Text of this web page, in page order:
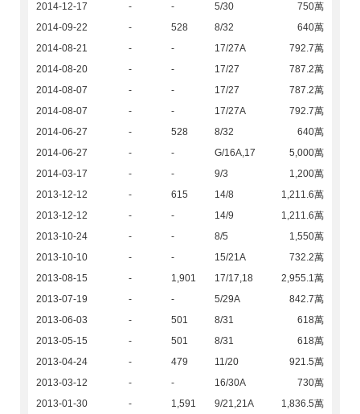
2014-12-17
- - 5/30
750萬
2014-09-22
- 528 8/32
640萬
2014-08-21
- - 17/27A
792.7萬
2014-08-20
- - 17/27
787.2萬
2014-08-07
- - 17/27
787.2萬
2014-08-07
- - 17/27A
792.7萬
2014-06-27
- 528 8/32
640萬
2014-06-27
- - G/16A,17
5,000萬
2014-03-17
- - 9/3
1,200萬
2013-12-12
- 615 14/8
1,211.6萬
2013-12-12
- - 14/9
1,211.6萬
2013-10-24
- - 8/5
1,550萬
2013-10-10
- - 15/21A
732.2萬
2013-08-15
- 1,901 17/17,18
2,955.1萬
2013-07-19
- - 5/29A
842.7萬
2013-06-03
- 501 8/31
618萬
2013-05-15
- 501 8/31
618萬
2013-04-24
- 479 11/20
921.5萬
2013-03-12
- - 16/30A
730萬
2013-01-30
- 1,591 9/21,21A
1,836.5萬